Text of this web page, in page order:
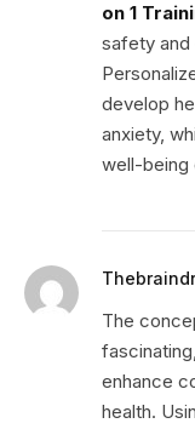
on 1
safety
develop
anxiety,
well-being
The
enhance
health.